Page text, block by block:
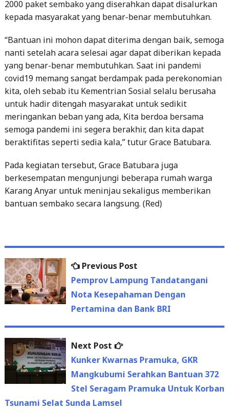
“Bantuan ini mohon dapat diterima dengan baik, semoga
nanti setelah acara selesai agar dapat diberikan kepada
yang benar-benar membutuhkan. Saat ini pandemi
covid19 memang sangat berdampak pada perekonomian
kita, oleh sebab itu Kementrian Sosial selalu berusaha
untuk hadir ditengah masyarakat untuk sedikit
meringankan beban yang ada, Kita berdoa bersama
semoga pandemi ini segera berakhir, dan kita dapat
beraktifitas seperti sedia kala,” tutur Grace Batubara.
Pada kegiatan tersebut, Grace Batubara juga
berkesempatan mengunjungi beberapa rumah warga
Karang Anyar untuk meninjau sekaligus memberikan
bantuan sembako secara langsung. (Red)
navigation
post:
Pemprov Lampung Tandatangani
Nota Kesepahaman Dengan
Pertamina dan Bank BRI
Next Post
Next
post:
Kunker Kwarnas Pramuka, GKR
Mangkubumi Serahkan Bantuan 372
Stel Seragam Pramuka Untuk Korban
Tsunami Selat Sunda Lamsel